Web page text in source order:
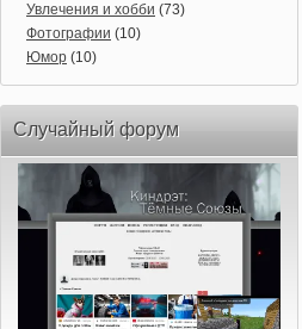
Увлечения и хобби (73)
Фотографии (10)
Юмор (10)
Случайный форум